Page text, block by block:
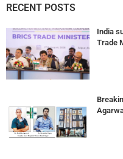
RECENT POSTS
India
Trade